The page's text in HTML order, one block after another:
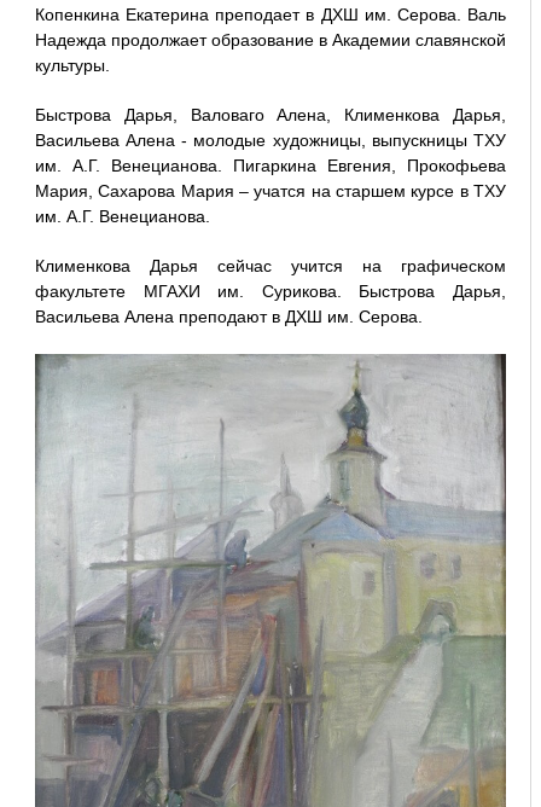
Копенкина Екатерина преподает в ДХШ им. Серова. Валь
Надежда продолжает образование в Академии славянской
культуры.
Быстрова Дарья, Валоваго Алена, Клименкова Дарья,
Васильева Алена - молодые художницы, выпускницы ТХУ
им. А.Г. Венецианова. Пигаркина Евгения, Прокофьева
Мария, Сахарова Мария – учатся на старшем курсе в ТХУ
им. А.Г. Венецианова.
Клименкова Дарья сейчас учится на графическом
факультете МГАХИ им. Сурикова. Быстрова Дарья,
Васильева Алена преподают в ДХШ им. Серова.